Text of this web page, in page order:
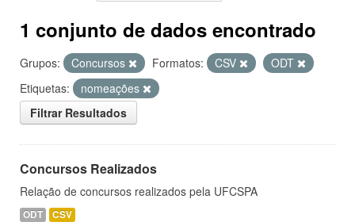
1 conjunto de dados encontrado
Grupos: Concursos Formatos: CSV
ODT
Etiquetas:
nomeações
Filtrar Resultados
Concursos Realizados
Relação de concursos realizados pela UFCSPA
ODT CSV